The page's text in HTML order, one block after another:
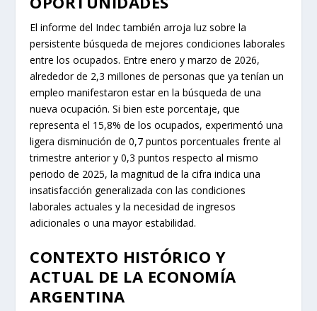
El informe del Indec también arroja luz sobre la
persistente búsqueda de mejores condiciones laborales
entre los ocupados. Entre enero y marzo de 2026,
alrededor de 2,3 millones de personas que ya tenían un
empleo manifestaron estar en la búsqueda de una
nueva ocupación. Si bien este porcentaje, que
representa el 15,8% de los ocupados, experimentó una
ligera disminución de 0,7 puntos porcentuales frente al
trimestre anterior y 0,3 puntos respecto al mismo
periodo de 2025, la magnitud de la cifra indica una
insatisfacción generalizada con las condiciones
laborales actuales y la necesidad de ingresos
adicionales o una mayor estabilidad.
CONTEXTO HISTÓRICO Y
ACTUAL DE LA ECONOMÍA
ARGENTINA